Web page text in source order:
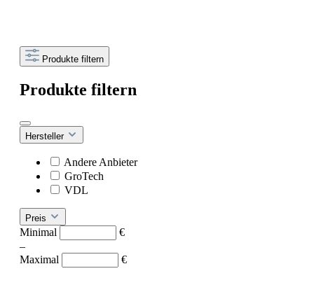
Produkte filtern
Produkte filtern
Hersteller
Andere Anbieter
GroTech
VDL
Preis
Minimal
€
–
Maximal
€